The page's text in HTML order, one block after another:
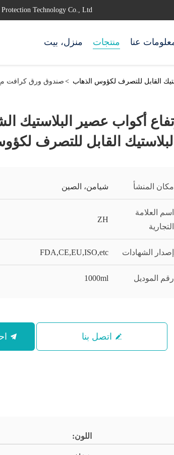
Technology Co., Ltd.
منزل، بيت منتجات عنا
صندوق ورق كرافت > القابل للتصرف لكؤوس الذهاب
أكواب عصير البلاستيك
القابل للتصرف
مكان المنشأ شيامن، الصين
اسم العلامة
التجارية
ZH
إصدار الشهادات FDA,CE,EU,ISO,etc
رقم الموديل 1000ml
اتصل بنا
اللون: